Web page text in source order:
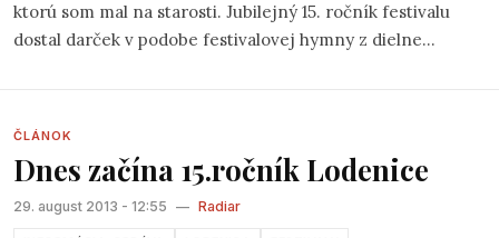
ktorú som mal na starosti. Jubilejný 15. ročník festivalu
dostal darček v podobe festivalovej hymny z dielne
festivalu a prispievala tak jeho nevšednej, až takmer
rodinnej pohode.
ČLÁNOK
Dnes začína 15.ročník Lodenice
29. august 2013 - 12:55 — Radiar